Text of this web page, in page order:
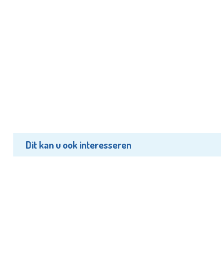
Dit kan u ook interesseren